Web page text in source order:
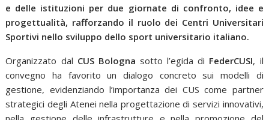
e delle istituzioni per due giornate di confronto, idee e
progettualità, rafforzando il ruolo dei Centri Universitari
Sportivi nello sviluppo dello sport universitario italiano.
Organizzato dal CUS Bologna sotto l’egida di FederCUSI, il
convegno ha favorito un dialogo concreto sui modelli di
gestione, evidenziando l’importanza dei CUS come partner
strategici degli Atenei nella progettazione di servizi innovativi,